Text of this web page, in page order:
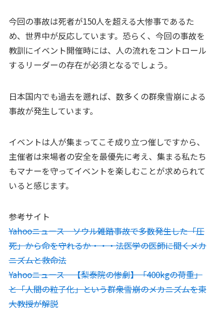
今回の事故は死者が150人を超える大惨事であるた
め、世界中が反応しています。恐らく、今回の事故を
教訓にイベント開催時には、人の流れをコントロール
するリーダーの存在が必須となるでしょう。
日本国内でも過去を遡れば、数多くの群衆雪崩による
事故が発生しています。
イベントは人が集まってこそ成り立つ催しですから、
主催者は来場者の安全を最優先に考え、集まる私たち
もマナーを守ってイベントを楽しむことが求められて
いると感じます。
参考サイト
Yahooニュース ソウル雑踏事故で多数発生した「圧
死」から命を守れるか・・・法医学の医師に聞くメカ
ニズムと救命法
Yahooニュース 【梨泰院の惨劇】「400kgの荷重」
と「人間の粒子化」という群衆雪崩のメカニズムを東
大教授が解説